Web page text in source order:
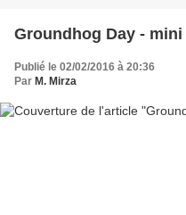
Groundhog Day -
Publié le 02/02/2016 à 20:36
Par M. Mirza